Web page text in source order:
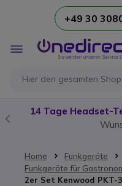
Zum Inhalt springen+49 30
Navigation
umschalten
14 Tage Headset-
Home Funkgeräte
Funkgeräte für
2er Set Kenwood PKT-